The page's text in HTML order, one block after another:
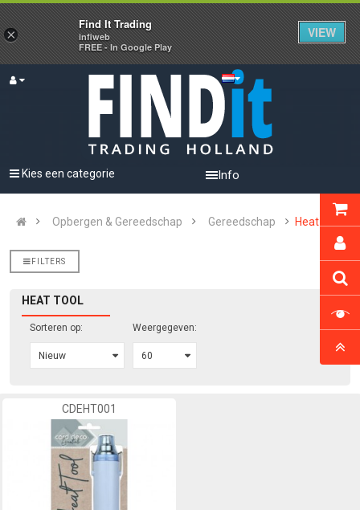
Info
Kies een categorie
Opbergen & Gereedschap Gereedschap Heat Tool
FILTERS
HEAT TOOL
Sorteren op: Weergegeven:
CDEHT001
×
Find It Trading
infiweb
FREE - In Google Play
VIEW